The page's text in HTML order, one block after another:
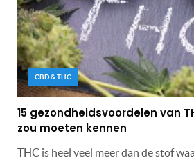
CBD & THC
15 gezondheidsvoordelen van
zou moeten kennen
THC is heel veel meer dan de stof